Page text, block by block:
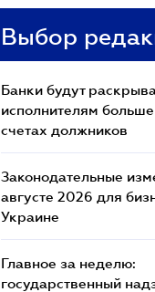
Выбор
Банки будут
исполнителям
счетах должников
Законодательные
августе 2026 для
Украине
Главное за неделю:
государственный